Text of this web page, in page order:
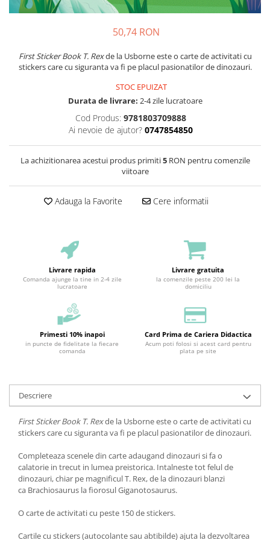
50,74 RON
First Sticker Book T. Rexde la Usborne este o carte de activitati cu
stickers care cu siguranta va fi pe placul pasionatilor de dinozauri.
STOC EPUIZAT
Durata de livrare: 2-4 zile lucratoare
Cod Produs: 9781803709888
Ai nevoie de ajutor? 0747854850
La achizitionarea acestui produs primiti5RON pentru comenzile
viitoare
Adauga la Favorite Cere informatii
Livrare rapida
Comanda ajunge la tine in 2-4 zile
lucratoare
Livrare gratuita
la comenzile peste 200 lei la
domiciliu
Primesti 10% inapoi
in puncte de fidelitate la fiecare
comanda
Card Prima de Cariera Didactica
Acum poti folosi si acest card pentru
plata pe site
Descriere
First Sticker Book T. Rexde la Usborne este o carte de activitati cu
stickers care cu siguranta va fi pe placul pasionatilor de dinozauri.
Completeaza scenele din carte adaugand dinozauri si fa o
calatorie in trecut in lumea preistorica. Intalneste tot felul de
dinozauri, chiar pe magnificul T. Rex, de la dinozauri blanzi
ca Brachiosaurus la fiorosul Giganotosaurus.
O carte de activitati cu peste 150 de stickers.
Cartile cu stickers (autocolante sau abtibilde) ajuta la dezvoltarea